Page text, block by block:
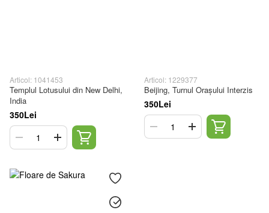
Articol: 1041453
Templul Lotusului din New Delhi,
India
350Lei
Articol: 1229377
Beijing, Turnul Orașului Interzis
350Lei